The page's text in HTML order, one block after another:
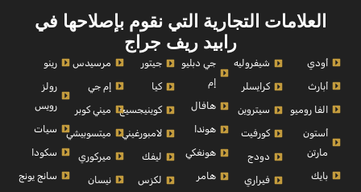
العلامات التجارية التي نقوم بإصلاحها في
رابيد ريف جراج
أودي
أبارث
الفا روميو
أستون
مارتن
بايك
شيفروليه
كرايسلر
سيتروين
كورفيت
دودج
فيراري
جي دبليو
إم
هافال
هوندا
هونغكي
هامر
جيتور
كيا
كوينيجسيج
لامبورغيني
ليفك
لكزس
مرسيدس
إم جي
ميني كوبر
ميتسوبيشي
ميركوري
نيسان
رينو
رولز
رويس
سيات
سكودا
سانج يونج